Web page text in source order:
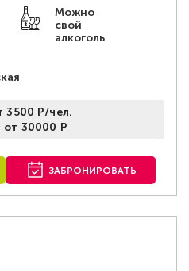
Можно
свой
алкоголь
3500 Р/чел.
от 30000 Р
ЗАБРОНИРОВАТЬ